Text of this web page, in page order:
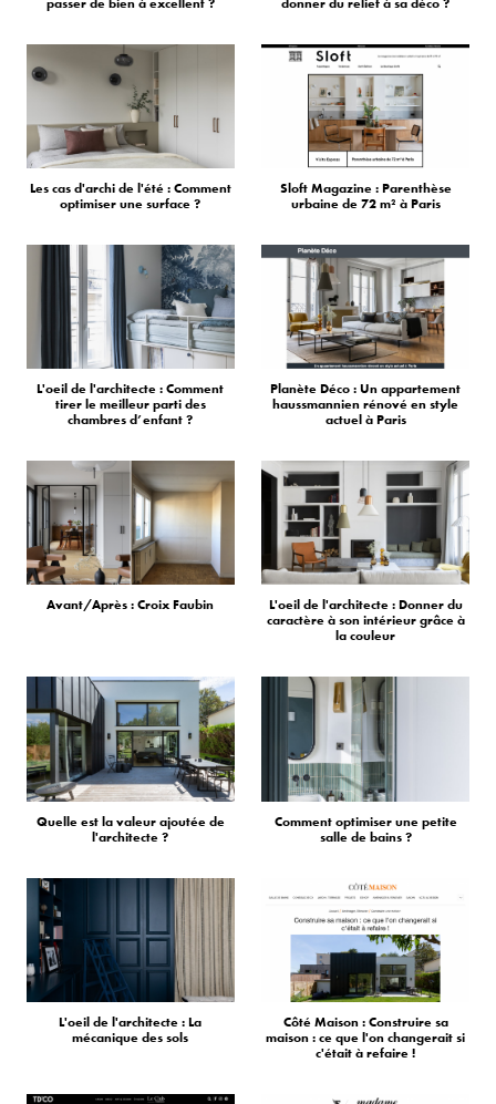
passer de bien à excellent ? donner du relief à sa déco ?
Les cas d'archi de l'été : Comment
optimiser une surface ?
Sloft Magazine : Parenthèse
urbaine de 72 m² à Paris
L'oeil de l'architecte : Comment
tirer le meilleur parti des
chambres d’enfant ?
Planète Déco : Un appartement
haussmannien rénové en style
actuel à Paris
Avant/Après : Croix Faubin
L'oeil de l'architecte : Donner du
caractère à son intérieur grâce à
la couleur
Quelle est la valeur ajoutée de
l'architecte ?
Comment optimiser une petite
salle de bains ?
L'oeil de l'architecte : La
mécanique des sols
Côté Maison : Construire sa
maison : ce que l'on changerait si
c'était à refaire !